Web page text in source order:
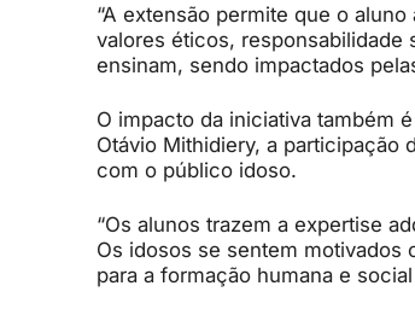
“A extensão permite que o
valores éticos, responsabilidade
ensinam, sendo impactados
O impacto da iniciativa também
Otávio Mithidiery, a participação
com o público idoso.
“Os alunos trazem a expertise
Os idosos se sentem motivados
para a formação humana e